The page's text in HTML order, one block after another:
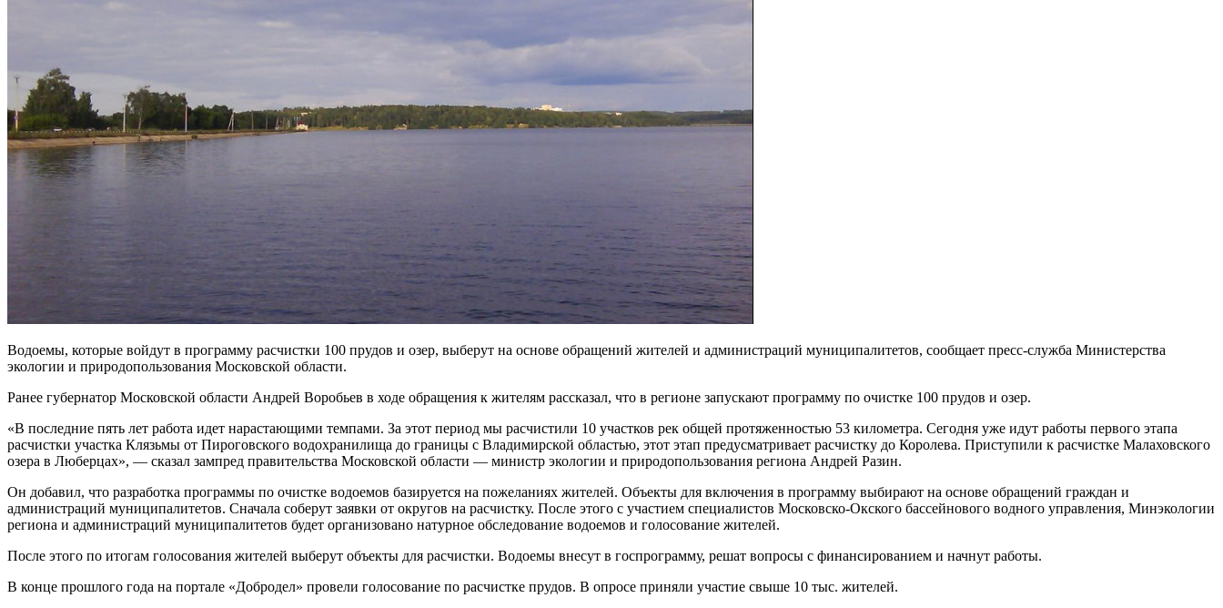
Водоемы, которые войдут в программу расчистки 100 прудов и озер, выберут на основе обращений жителей и администраций муниципалитетов, сообщает пресс-служба Министерства
экологии и природопользования Московской области.
Ранее губернатор Московской области Андрей Воробьев в ходе обращения к жителям рассказал, что в регионе запускают программу по очистке 100 прудов и озер.
«В последние пять лет работа идет нарастающими темпами. За этот период мы расчистили 10 участков рек общей протяженностью 53 километра. Сегодня уже идут работы первого этапа
расчистки участка Клязьмы от Пироговского водохранилища до границы с Владимирской областью, этот этап предусматривает расчистку до Королева. Приступили к расчистке Малаховского
озера в Люберцах», — сказал зампред правительства Московской области — министр экологии и природопользования региона Андрей Разин.
Он добавил, что разработка программы по очистке водоемов базируется на пожеланиях жителей. Объекты для включения в программу выбирают на основе обращений граждан и
администраций муниципалитетов. Сначала соберут заявки от округов на расчистку. После этого с участием специалистов Московско-Окского бассейнового водного управления, Минэкологии
региона и администраций муниципалитетов будет организовано натурное обследование водоемов и голосование жителей.
После этого по итогам голосования жителей выберут объекты для расчистки. Водоемы внесут в госпрограмму, решат вопросы с финансированием и начнут работы.
В конце прошлого года на портале «Добродел» провели голосование по расчистке прудов. В опросе приняли участие свыше 10 тыс. жителей.